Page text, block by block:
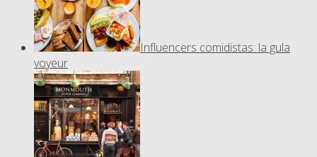
Influencers comidistas: la gula
voyeur